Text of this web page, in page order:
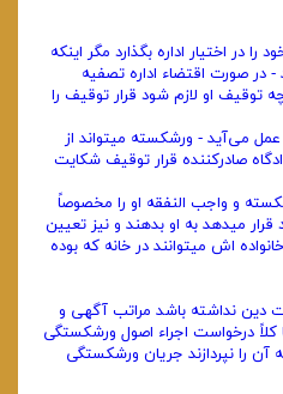
اختیار اداره بگذارد مگر اینکه
در صورت اقتضاء‌ اداره تصفیه
توقیف او لازم شود قرار توقیف را
می‌آید - ورشکسته میتواند از
صادرکننده قرار توقیف شکایت‌
و واجب‌ النفقه او را مخصوصاً
میدهد به او بدهند و نیز‌ تعیین
اش میتوانند در خانه که بوده‌
دین نداشته باشد مراتب آگهی و
کلاً درخواست اجراء ‌اصول ورشکستگی
را نپردازند جریان ورشکستگی